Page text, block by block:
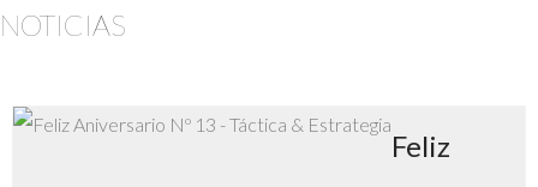
NOTICIAS
Feliz